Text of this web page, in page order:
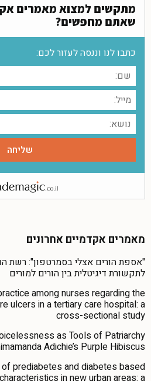
מתקשים למצוא מאמרים
שאתם מחפשים?
כתבו לנו וננסה לעזור לכם:
מאמרים אקדמיים אחרונים
"אספת הורים אצלי בסמרטפון": רשת
לתקשורת דיגיטלית בין הורים למורים
among nurses regarding the
ulcers in a tertiary care hospital: a
cross-sectional study
as Tools of Patriarchy
Adichie’s Purple Hibiscus
prediabetes and diabetes based
in new urban areas: a